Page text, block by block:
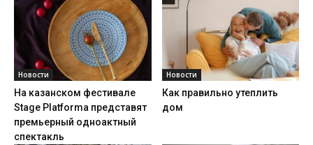
Новости
На казанском фестивале
Stage Platforma представят
премьерный одноактный
спектакль
Новости
Как правильно утеплить
дом